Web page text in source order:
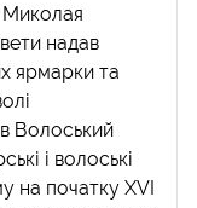
Миколая
надав
ярмарки та
Волоський
і волоські
на початку XVI